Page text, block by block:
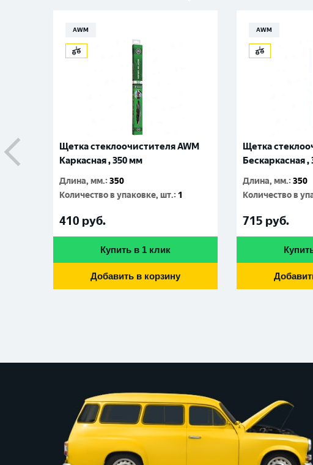
AWM
Щетка стеклоочистителя AWM
Каркасная , 350 мм
Длина, мм.:350
Количество в упаковке, шт.: 1
410 руб.
Купить в 1 клик
Добавить в корзину
AWM
Щетка
Бескаркасная ,
Длина, мм.:350
Количество в
715 руб.